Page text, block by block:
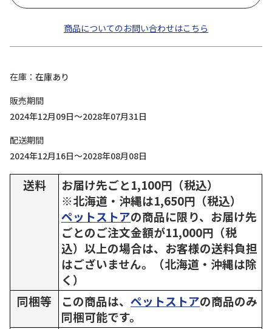
商品についてのお問い合わせはこちら
在庫
在庫あり
販売期間
2024年12月09日～2028年07月31日
配送期間
2024年12月16日～2028年08月08日
送料
お届け先ごと1,100円（税込）
※北海道・沖縄は1,650円（税込）
ペットストアの商品に限り、お届け先
ごとのご注文金額が11,000円（税
込）以上の場合は、お客様の送料負担
はございません。（北海道・沖縄は除
く）
同梱等
この商品は、 ペットストアの商品のみ
同梱可能です。